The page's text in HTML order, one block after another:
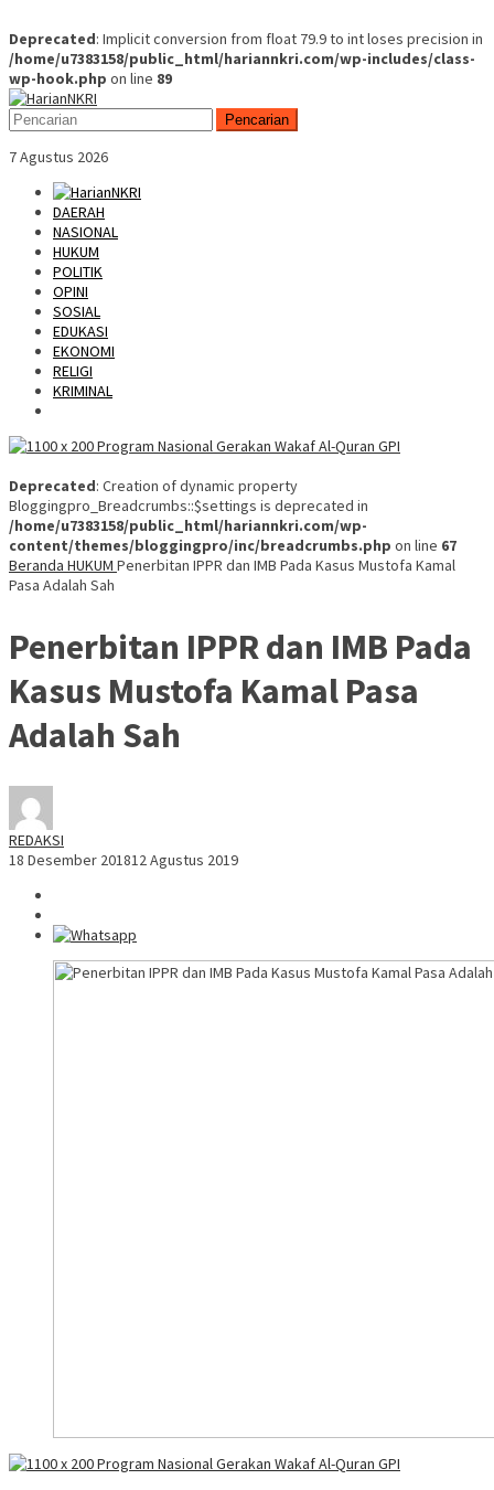
Deprecated: Implicit conversion from float 79.9 to int loses precision in
/home/u7383158/public_html/hariannkri.com/wp-includes/class-
wp-hook.php on line 89
Skip
to
content
Mobile
Menu
Pencarian
7 Agustus 2026
DAERAH
NASIONAL
HUKUM
POLITIK
OPINI
SOSIAL
EDUKASI
EKONOMI
RELIGI
KRIMINAL
Deprecated: Creation of dynamic property
Bloggingpro_Breadcrumbs::$settings is deprecated in
/home/u7383158/public_html/hariannkri.com/wp-
content/themes/bloggingpro/inc/breadcrumbs.php on line 67
Beranda HUKUM Penerbitan IPPR dan IMB Pada Kasus Mustofa Kamal
Pasa Adalah Sah
Penerbitan IPPR dan IMB Pada
Kasus Mustofa Kamal Pasa
Adalah Sah
REDAKSI
18 Desember 201812 Agustus 2019